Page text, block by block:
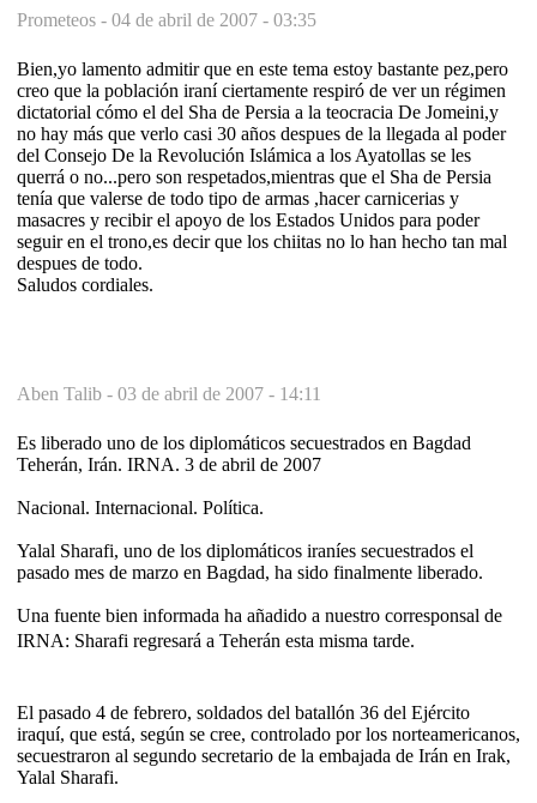
Prometeos - 04 de abril de 2007 - 03:35
Bien,yo lamento admitir que en este tema estoy bastante pez,pero
creo que la población iraní ciertamente respiró de ver un régimen
dictatorial cómo el del Sha de Persia a la teocracia De Jomeini,y
no hay más que verlo casi 30 años despues de la llegada al poder
del Consejo De la Revolución Islámica a los Ayatollas se les
querrá o no...pero son respetados,mientras que el Sha de Persia
tenía que valerse de todo tipo de armas ,hacer carnicerias y
masacres y recibir el apoyo de los Estados Unidos para poder
seguir en el trono,es decir que los chiitas no lo han hecho tan mal
despues de todo.
Saludos cordiales.
Aben Talib - 03 de abril de 2007 - 14:11
Es liberado uno de los diplomáticos secuestrados en Bagdad
Teherán, Irán. IRNA. 3 de abril de 2007
Nacional. Internacional. Política.
Yalal Sharafi, uno de los diplomáticos iraníes secuestrados el
pasado mes de marzo en Bagdad, ha sido finalmente liberado.
Una fuente bien informada ha añadido a nuestro corresponsal de
IRNA: Sharafi regresará a Teherán esta misma tarde.
El pasado 4 de febrero, soldados del batallón 36 del Ejército
iraquí, que está, según se cree, controlado por los norteamericanos,
secuestraron al segundo secretario de la embajada de Irán en Irak,
Yalal Sharafi.